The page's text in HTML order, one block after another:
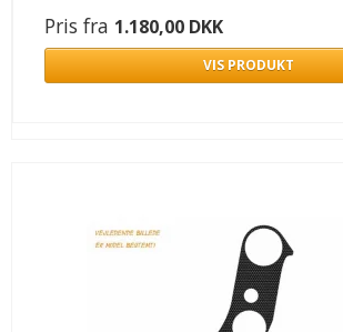
Pris fra 1.180,00 DKK
VIS PRODUKT